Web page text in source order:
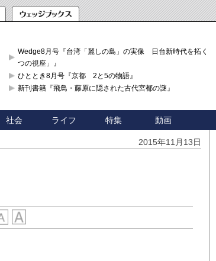
Wedge8月号『台湾「麗しの島」の実像 日台新時代を拓く「3
つの視座」』
ひととき8月号『京都 2と5の物語』
新刊書籍『飛鳥・藤原に隠された古代宮都の謎』
社会 ライフ 特集 動画
2015年11月13日